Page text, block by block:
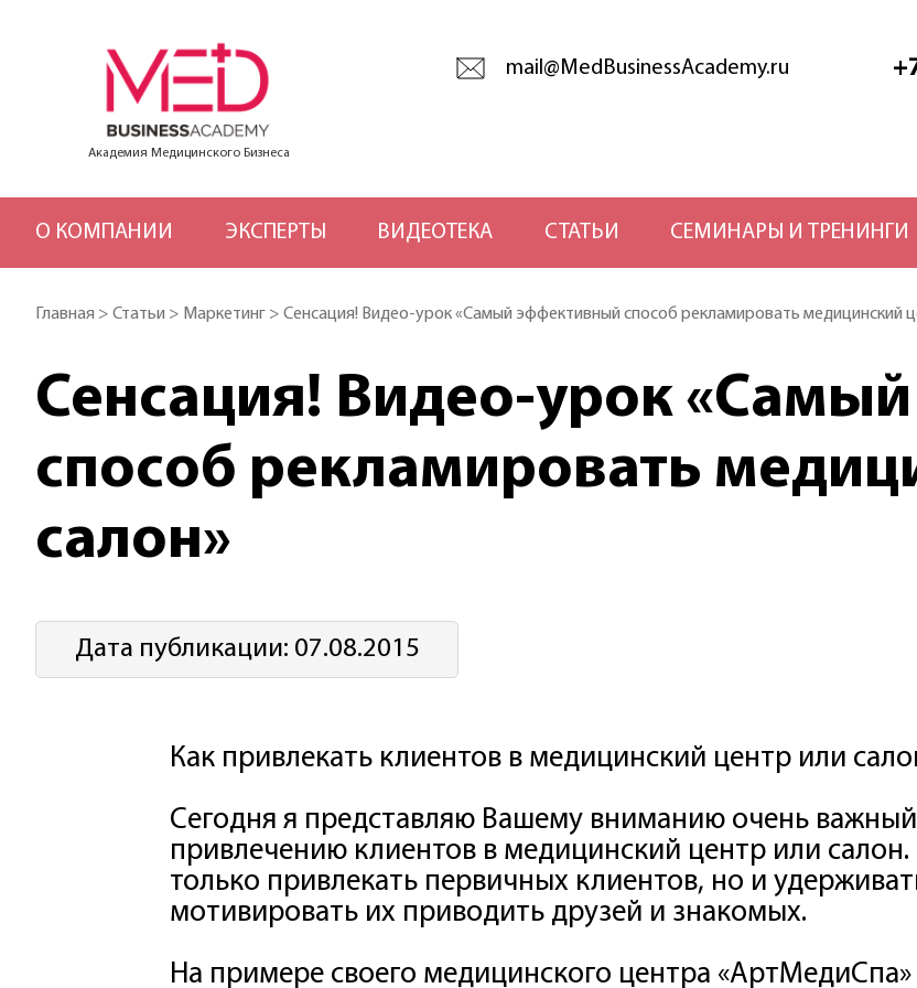
Академия Медицинского Бизнеса
mail@MedBusinessAcademy.ru
О КОМПАНИИ ЭКСПЕРТЫ ВИДЕОТЕКА СТАТЬИ СЕМИНАРЫ И ТРЕНИНГИ
Главная > Статьи > Маркетинг > Сенсация! Видео-урок «Самый эффективный способ рекламировать медицинский
Сенсация! Видео-урок
способ рекламировать
салон»
Дата публикации: 07.08.2015
Как привлекать клиентов в медицинский центр или
Сегодня я представляю Вашему вниманию очень
привлечению клиентов в медицинский центр или салон.
только привлекать первичных клиентов, но и
мотивировать их приводить друзей и знакомых.
На примере своего медицинского центра